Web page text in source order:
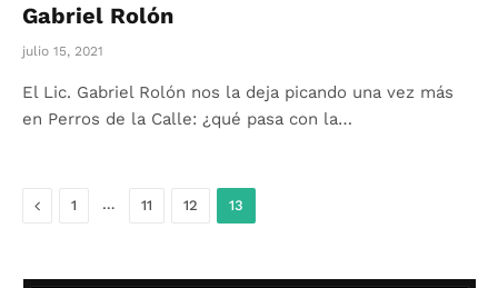
Gabriel Rolón
julio 15, 2021
El Lic. Gabriel Rolón nos la deja picando una vez más
en Perros de la Calle: ¿qué pasa con la…
Anterior
1 … 11 12 13